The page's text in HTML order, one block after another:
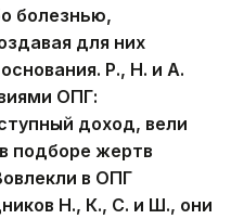
болезнью,
для них
Р., Н. и А.
ОПГ:
доход, вели
подборе жертв
в ОПГ
Н., К., С. и Ш., они